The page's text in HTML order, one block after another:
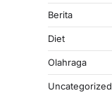
Berita
Diet
Olahraga
Uncategorized